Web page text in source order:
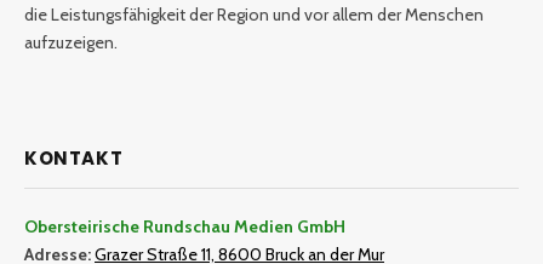
die Leistungsfähigkeit der Region und vor allem der Menschen
aufzuzeigen.
KONTAKT
Obersteirische Rundschau Medien GmbH
Adresse:Grazer Straße 11, 8600 Bruck an der Mur